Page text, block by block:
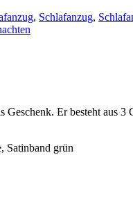
, Schlafanzug,
Geschenk. Er besteht aus
grün